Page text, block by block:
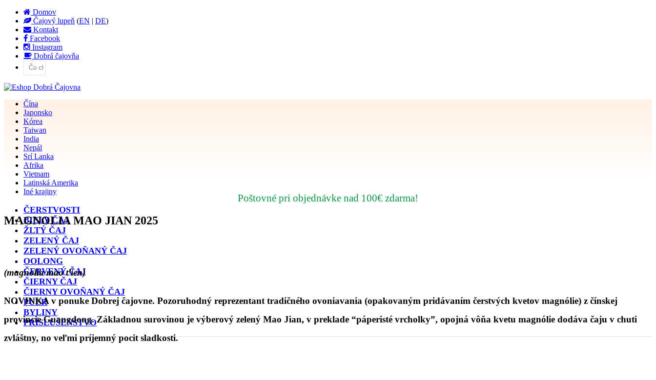
Domov
Čajový lupeň (EN | DE)
Kontakt
Facebook
Instagram
Dobrá čajovňa
Čína
Japonsko
Kórea
Taiwan
India
Nepál
Srí Lanka
Afrika
Vietnam
Latinská Amerika
Iné krajiny
ČERSTVOSTI
BIELY ČAJ
ŽLTÝ ČAJ
ZELENÝ ČAJ
ZELENÝ OVOŇANÝ ČAJ
OOLONG
ČERVENÝ ČAJ
ČIERNY ČAJ
ČIERNY OVOŇANÝ ČAJ
PUER
BYLINY
PRÍSLUŠENSTVO
Poštovné pri objednávke nad 100€ zdarma!
MAGNOLIA MAO JIAN 2025
(magnolia mao ťien)
NOVINKA v ponuke Dobrej čajovne. Pozoruhodný reprezentant tradičného ovoniavania (opakovaným pridávaním čerstvých kvetov magnólie) z čínskej
provincie Guangdong. Základnou surovinou je výberový zelený Mao Jian, v preklade “páperisté vrcholky”, opojná vôňa kvetu magnólie dodáva čaju v chuti
zvláštny, no veľmi príjemný pocit sladkosti.